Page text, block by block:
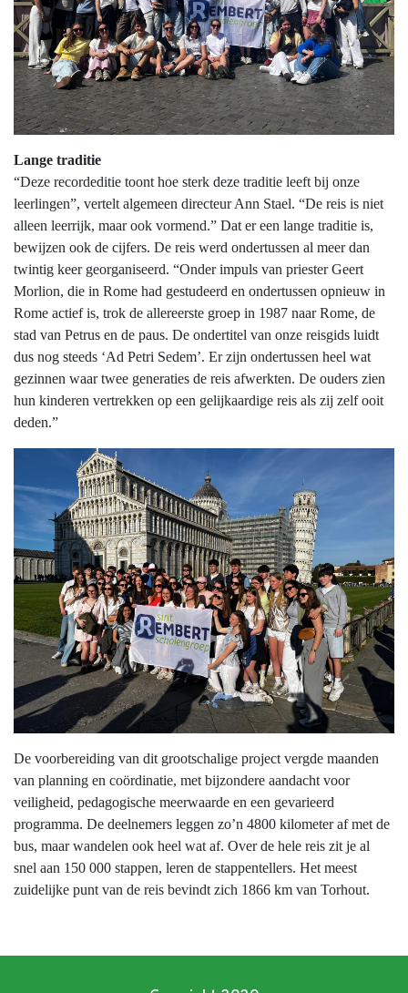
Lange traditie
“Deze recordeditie toont hoe sterk deze traditie leeft bij onze
leerlingen”, vertelt algemeen directeur Ann Stael. “De reis is niet
alleen leerrijk, maar ook vormend.” Dat er een lange traditie is,
bewijzen ook de cijfers. De reis werd ondertussen al meer dan
twintig keer georganiseerd. “Onder impuls van priester Geert
Morlion, die in Rome had gestudeerd en ondertussen opnieuw in
Rome actief is, trok de allereerste groep in 1987 naar Rome, de
stad van Petrus en de paus. De ondertitel van onze reisgids luidt
dus nog steeds ‘Ad Petri Sedem’. Er zijn ondertussen heel wat
gezinnen waar twee generaties de reis afwerkten. De ouders zien
hun kinderen vertrekken op een gelijkaardige reis als zij zelf ooit
deden.”
De voorbereiding van dit grootschalige project vergde maanden
van planning en coördinatie, met bijzondere aandacht voor
veiligheid, pedagogische meerwaarde en een gevarieerd
programma. De deelnemers leggen zo’n 4800 kilometer af met de
bus, maar wandelen ook heel wat af. Over de hele reis zit je al
snel aan 150 000 stappen, leren de stappentellers. Het meest
zuidelijke punt van de reis bevindt zich 1866 km van Torhout.